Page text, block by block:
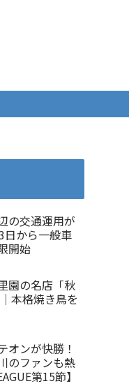
の交通運用が
日から一般車
開始
園の名店「秋
本格焼き鳥を
オンが快勝！
のファンも熱
第15節】